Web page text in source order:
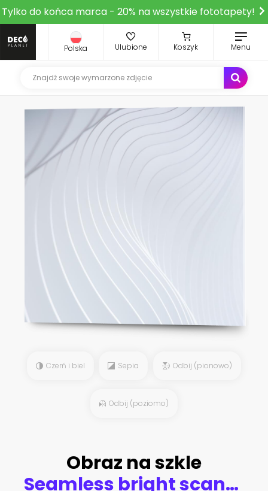
Tylko do końca marca - 20% na wszystkie fototapety!
Polska Ulubione Koszyk Menu
Czerń i biel Sepia Odbij (pionowo)
Odbij (poziomo)
Obraz na szkle
Seamless bright scandinavian floral pattern